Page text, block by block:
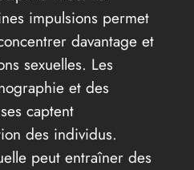
impulsions permet
davantage et
sexuelles. Les
et des
captent
des individus.
peut entraîner des